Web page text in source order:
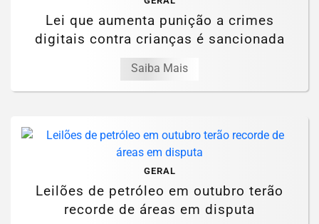
Lei que aumenta punição a crimes
digitais contra crianças é sancionada
Saiba Mais
GERAL
Leilões de petróleo em outubro terão
recorde de áreas em disputa